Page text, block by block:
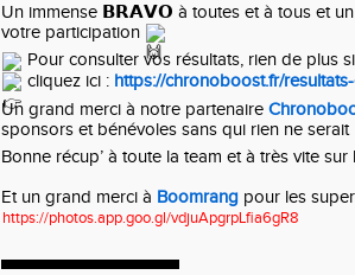
Un immense 𝗕𝗥𝗔𝗩𝗢 à toutes et à tous et
votre participation
Pour consulter vos résultats, rien de plus
cliquez ici : https://chronoboost.fr/
Un grand merci à notre partenaire
sponsors et bénévoles sans qui rien ne
Bonne récup’ à toute la team et à très vite
Et un grand merci à Boomrang pour les
https://photos.app.goo.gl/vdjuApgrpLfia6gR8